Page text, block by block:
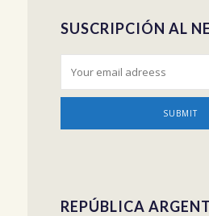
SUSCRIPCIÓN AL
REPÚBLICA